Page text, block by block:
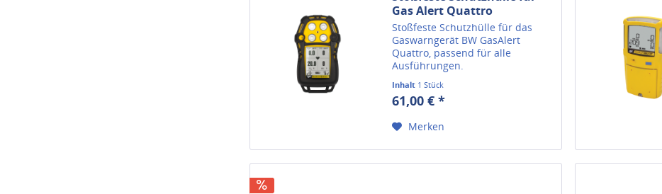
Gas Alert Quattro
Stoßfeste Schutzhülle für das
Gaswarngerät BW GasAlert
Quattro, passend für alle
Ausführungen.
Inhalt 1 Stück
61,00 € *
Merken